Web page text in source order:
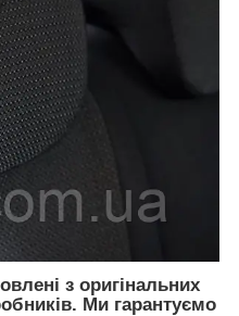
з оригінальних
Ми гарантуємо